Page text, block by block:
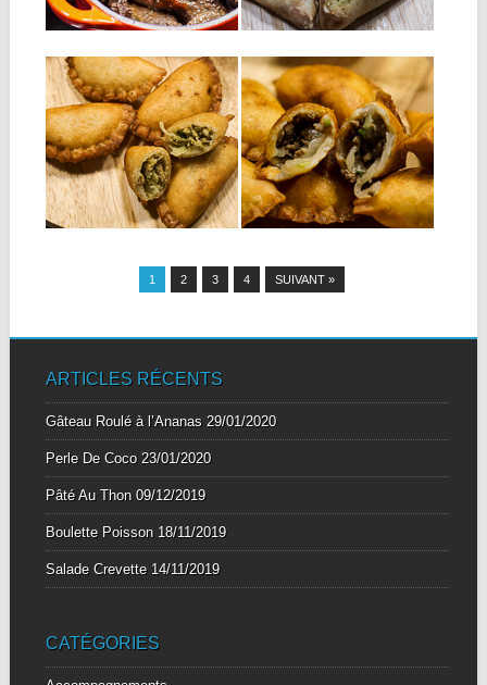
▶ ▶
29.12.16
RISSOLES AU
THON
Ingrédients: Pour la pâte :
450 ml d’eau 20 g...
▶
30.11.16
RISSOLE À LA
VIANDE
Ingrédients: Pour la pâte :
450 ml d’eau 20 g...
▶
1 2 3 4 SUIVANT »
ARTICLES RÉCENTS
Gâteau Roulé à l’Ananas 29/01/2020
Perle De Coco 23/01/2020
Pâté Au Thon 09/12/2019
Boulette Poisson 18/11/2019
Salade Crevette 14/11/2019
CATÉGORIES